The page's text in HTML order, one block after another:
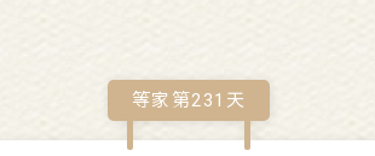
等家第231 天